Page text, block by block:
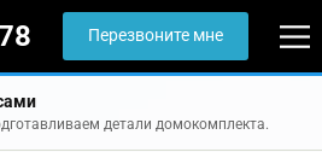
Перезвоните мне
детали домокомплекта.